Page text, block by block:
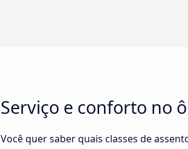
Serviço e conforto no
Você quer saber quais classes de